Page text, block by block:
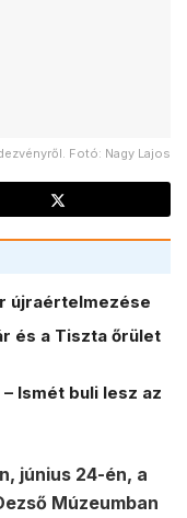
Fotó: Nagy Lajos
újraértelmezése
és a Tiszta őrület
– Ismét buli lesz az
június 24-én, a
Múzeumban